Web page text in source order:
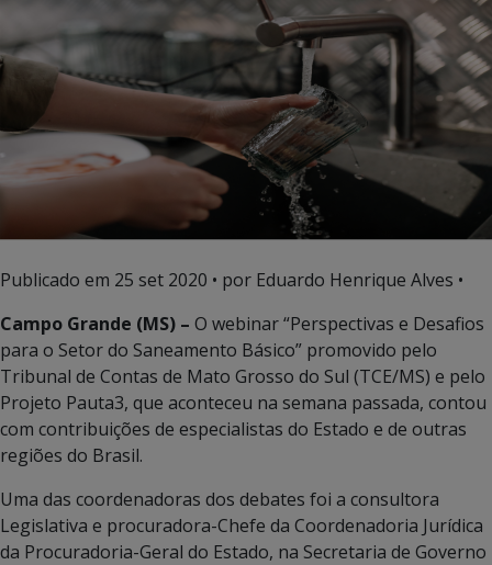
Publicado em 25 set 2020 • por Eduardo Henrique Alves •
Campo Grande (MS) – O webinar “Perspectivas e Desafios
para o Setor do Saneamento Básico” promovido pelo
Tribunal de Contas de Mato Grosso do Sul (TCE/MS) e pelo
Projeto Pauta3, que aconteceu na semana passada, contou
com contribuições de especialistas do Estado e de outras
regiões do Brasil.
Uma das coordenadoras dos debates foi a consultora
Legislativa e procuradora-Chefe da Coordenadoria Jurídica
da Procuradoria-Geral do Estado, na Secretaria de Governo